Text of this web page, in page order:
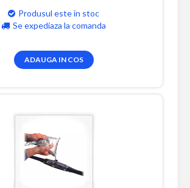
Produsul este in stoc
Se expediaza la comanda
ADAUGA IN COS